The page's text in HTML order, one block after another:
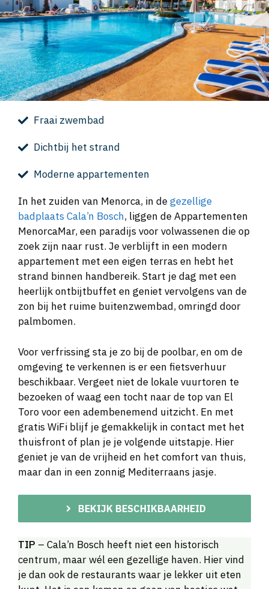
Fraai zwembad
Dichtbij het strand
Moderne appartementen
In het zuiden van Menorca, in degezellige
badplaats Cala’n Bosch, liggen de Appartementen
MenorcaMar, een paradijs voor volwassenen die op
zoek zijn naar rust. Je verblijft in een modern
appartement met een eigen terras en hebt het
strand binnen handbereik. Start je dag met een
heerlijk ontbijtbuffet en geniet vervolgens van de
zon bij het ruime buitenzwembad, omringd door
palmbomen.
Voor verfrissing sta je zo bij de poolbar, en om de
omgeving te verkennen is er een fietsverhuur
beschikbaar. Vergeet niet de lokale vuurtoren te
bezoeken of waag een tocht naar de top van El
Toro voor een adembenemend uitzicht. En met
gratis WiFi blijf je gemakkelijk in contact met het
thuisfront of plan je je volgende uitstapje. Hier
geniet je van de vrijheid en het comfort van thuis,
maar dan in een zonnig Mediterraans jasje.
BEKIJK BESCHIKBAARHEID
TIP – Cala’n Bosch heeft niet een historisch
centrum, maar wél een gezellige haven. Hier vind
je dan ook de restaurants waar je lekker uit eten